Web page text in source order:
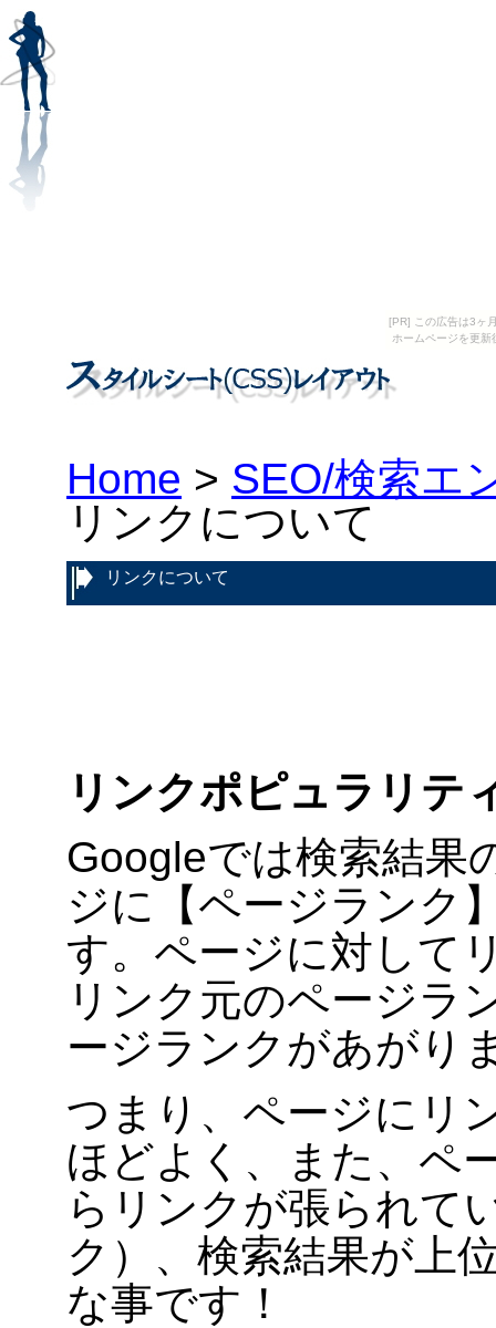
[PR] この広告は3ヶ
ホームページを更
Home > SEO/検索エ
リンクについて
リンクについて
リンクポピュラリテ
Googleでは検索結果
ジに【ページランク
す。ページに対して
リンク元のページラ
ージランクがあがり
つまり、ページにリ
ほどよく、また、ペ
らリンクが張られて
ク）、検索結果が上
な事です！